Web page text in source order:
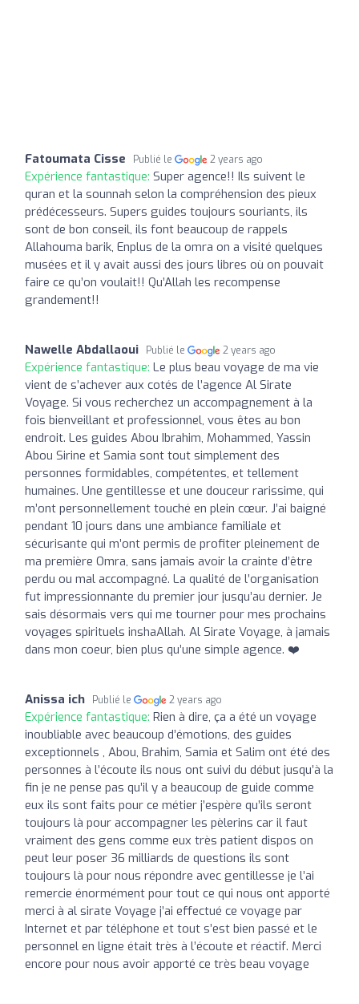
Fatoumata Cisse Publié le 2 years ago
Expérience fantastique: Super agence!! Ils suivent le
quran et la sounnah selon la compréhension des pieux
prédécesseurs. Supers guides toujours souriants, ils
sont de bon conseil, ils font beaucoup de rappels
Allahouma barik, Enplus de la omra on a visité quelques
musées et il y avait aussi des jours libres où on pouvait
faire ce qu’on voulait!! Qu’Allah les recompense
grandement!!
Nawelle Abdallaoui Publié le 2 years ago
Expérience fantastique: Le plus beau voyage de ma vie
vient de s’achever aux cotés de l’agence Al Sirate
Voyage. Si vous recherchez un accompagnement à la
fois bienveillant et professionnel, vous êtes au bon
endroit. Les guides Abou Ibrahim, Mohammed, Yassin
Abou Sirine et Samia sont tout simplement des
personnes formidables, compétentes, et tellement
humaines. Une gentillesse et une douceur rarissime, qui
m’ont personnellement touché en plein cœur. J’ai baigné
pendant 10 jours dans une ambiance familiale et
sécurisante qui m’ont permis de profiter pleinement de
ma première Omra, sans jamais avoir la crainte d’être
perdu ou mal accompagné. La qualité de l’organisation
fut impressionnante du premier jour jusqu’au dernier. Je
sais désormais vers qui me tourner pour mes prochains
voyages spirituels inshaAllah. Al Sirate Voyage, à jamais
dans mon coeur, bien plus qu’une simple agence. ❤️
Anissa ich Publié le 2 years ago
Expérience fantastique: Rien à dire, ça a été un voyage
inoubliable avec beaucoup d’émotions, des guides
exceptionnels , Abou, Brahim, Samia et Salim ont été des
personnes à l’écoute ils nous ont suivi du début jusqu’à la
fin je ne pense pas qu’il y a beaucoup de guide comme
eux ils sont faits pour ce métier j’espère qu’ils seront
toujours là pour accompagner les pèlerins car il faut
vraiment des gens comme eux très patient dispos on
peut leur poser 36 milliards de questions ils sont
toujours là pour nous répondre avec gentillesse je l’ai
remercie énormément pour tout ce qui nous ont apporté
merci à al sirate Voyage j’ai effectué ce voyage par
Internet et par téléphone et tout s’est bien passé et le
personnel en ligne était très à l’écoute et réactif. Merci
encore pour nous avoir apporté ce très beau voyage